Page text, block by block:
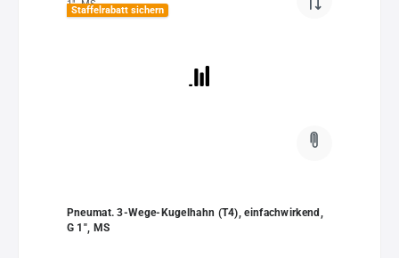
Staffelrabatt sichern
Pneumat. 3-Wege-Kugelhahn (T4), einfachwirkend,
G 1", MS